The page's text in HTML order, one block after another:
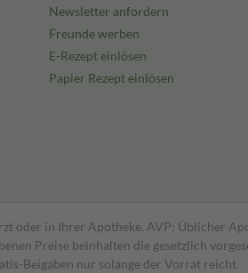
Newsletter anfordern
Freunde werben
E-Rezept einlösen
Papier Rezept einlösen
oder in Ihrer Apotheke. AVP: Üblicher
Preise beinhalten die gesetzlich
Beigaben nur solange der Vorrat reicht.